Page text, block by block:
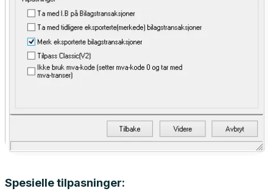
Spesielle tilpasninger: